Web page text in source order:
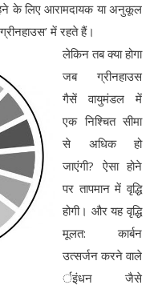
के लिए आरामदायक या अनुकूल
में रहते हैं।
लेकिन तब क्या होगा
जब ग्रीनहाउस
गैसें वायुमंडल में
एक निश्चित सीमा
से अधिक हो
जाएंगी? ऐसा होने
पर तापमान में वृद्धि
होगी। और यह वृद्धि
मूलत: कार्बन
उत्सर्जन करने वाले
र्इंधन जैसे